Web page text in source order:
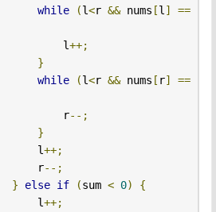
while
(l<r && nums [l ]
==
                        l
++;
}
while
(l<r && nums [ r]
==
                        r
--;
}
                    l
++;
                    r
--;
}
else if (sum < 0)
{
                    l
++;